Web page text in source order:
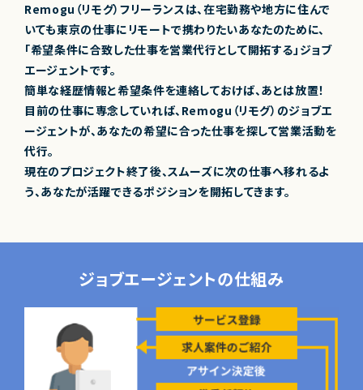
Remogu（リモグ）フリーランスは、在宅勤務や地方に住んで
いても東京の仕事にリモートで携わりたいあなたのために、
「希望条件に合致した仕事を営業代行として開拓する」ジョブ
エージェントです。
簡単な経歴情報と希望条件を連絡しておけば、あとは放置！
目前の仕事に専念していれば、Remogu（リモグ）のジョブエ
ージェントが、あなたの希望に合った仕事を探して営業活動を
代行。
現在のプロジェクト終了後、スムーズに次の仕事へ移れるよ
う、あなたが活躍できるポジションを開拓してきます。
ジョブエージェントの仕組み